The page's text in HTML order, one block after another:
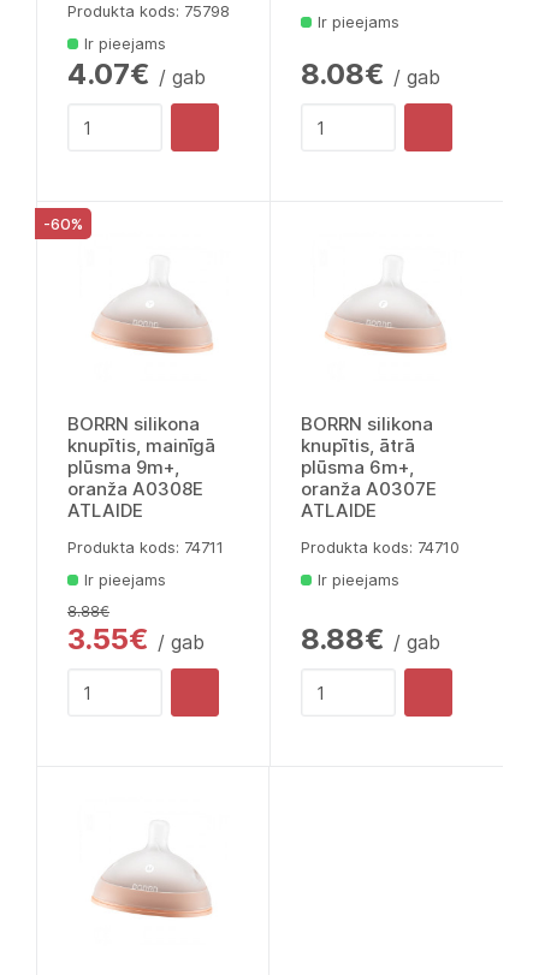
Produkta kods: 75798
Ir pieejams
4.07€ / gab
Ir pieejams
8.08€ / gab
-60%
BORRN silikona
knupītis, mainīgā
plūsma 9m+,
oranža A0308E
ATLAIDE
Produkta kods: 74711
Ir pieejams
8.88€
3.55€ / gab
BORRN silikona
knupītis, ātrā
plūsma 6m+,
oranža A0307E
ATLAIDE
Produkta kods: 74710
Ir pieejams
8.88€ / gab